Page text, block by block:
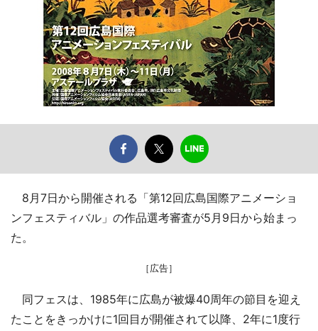
8月7日から開催される「第12回広島国際アニメーショ
ンフェスティバル」の作品選考審査が5月9日から始まっ
た。
［広告］
同フェスは、1985年に広島が被爆40周年の節目を迎え
たことをきっかけに1回目が開催されて以降、2年に1度行